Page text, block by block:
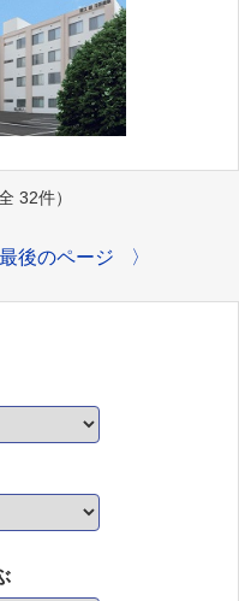
32件）
最後のページ 〉